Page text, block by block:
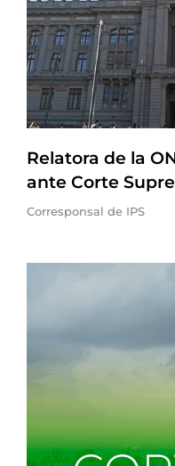
Relatora de la
ante Corte
Corresponsal de IPS